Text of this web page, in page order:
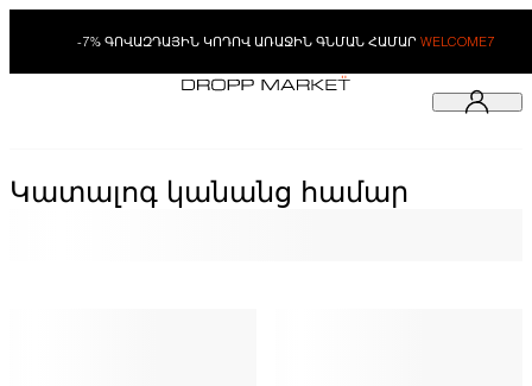
-7% ԳՈՎԱԶԴԱՅԻՆ ԿՈԴՈՎ ԱՌԱՋԻՆ ԳՆՄԱՆ ՀԱՄԱՐ WELCOME7
Կատալոգ կանանց համար